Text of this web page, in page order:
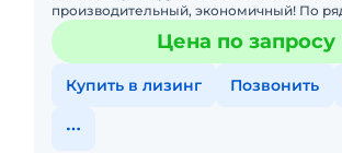
производительный, экономичный! По
технических характеристик превосходит
JohnDeere Основные преимущества:
Цена по запросу
Купить в лизинг Позвонить